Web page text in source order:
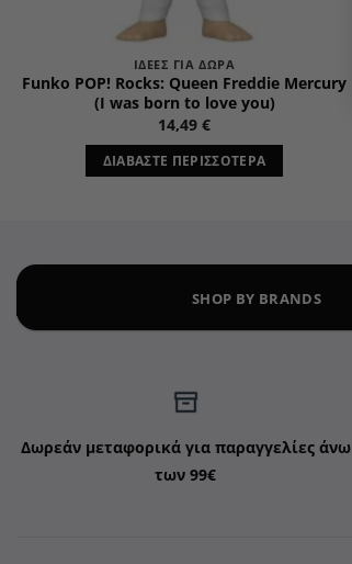
ΙΔΈΕΣ ΓΙΑ ΔΏΡΑ
Funko POP! Rocks: Queen Freddie Mercury
(I was born to love you)
14,49 €
ΔΙΑΒΆΣΤΕ ΠΕΡΙΣΣΌΤΕΡΑ
SHOP BY BRANDS
Δωρεάν μεταφορικά για παραγγελίες άνω
των 99€